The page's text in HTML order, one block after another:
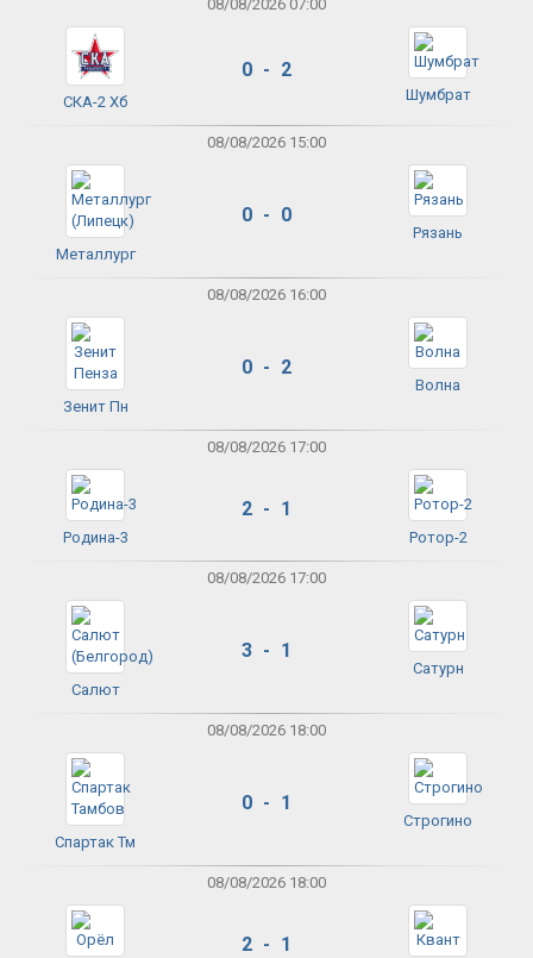
08/08/2026 07:00
СКА-2 Хб
0 - 2
Шумбрат
08/08/2026 15:00
Металлург
0 - 0
Рязань
08/08/2026 16:00
Зенит Пн
0 - 2
Волна
08/08/2026 17:00
Родина-3
2 - 1
Ротор-2
08/08/2026 17:00
Салют
3 - 1
Сатурн
08/08/2026 18:00
Спартак Тм
0 - 1
Строгино
08/08/2026 18:00
2 - 1